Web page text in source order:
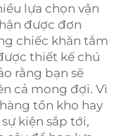
lựa chọn vận
được đơn
chiếc khăn tắm
thiết kế chú
rằng bạn sẽ
cả mong đợi. Vì
tồn kho hay
kiện sắp tới,